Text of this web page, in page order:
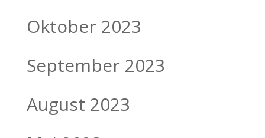
Oktober 2023
September 2023
August 2023